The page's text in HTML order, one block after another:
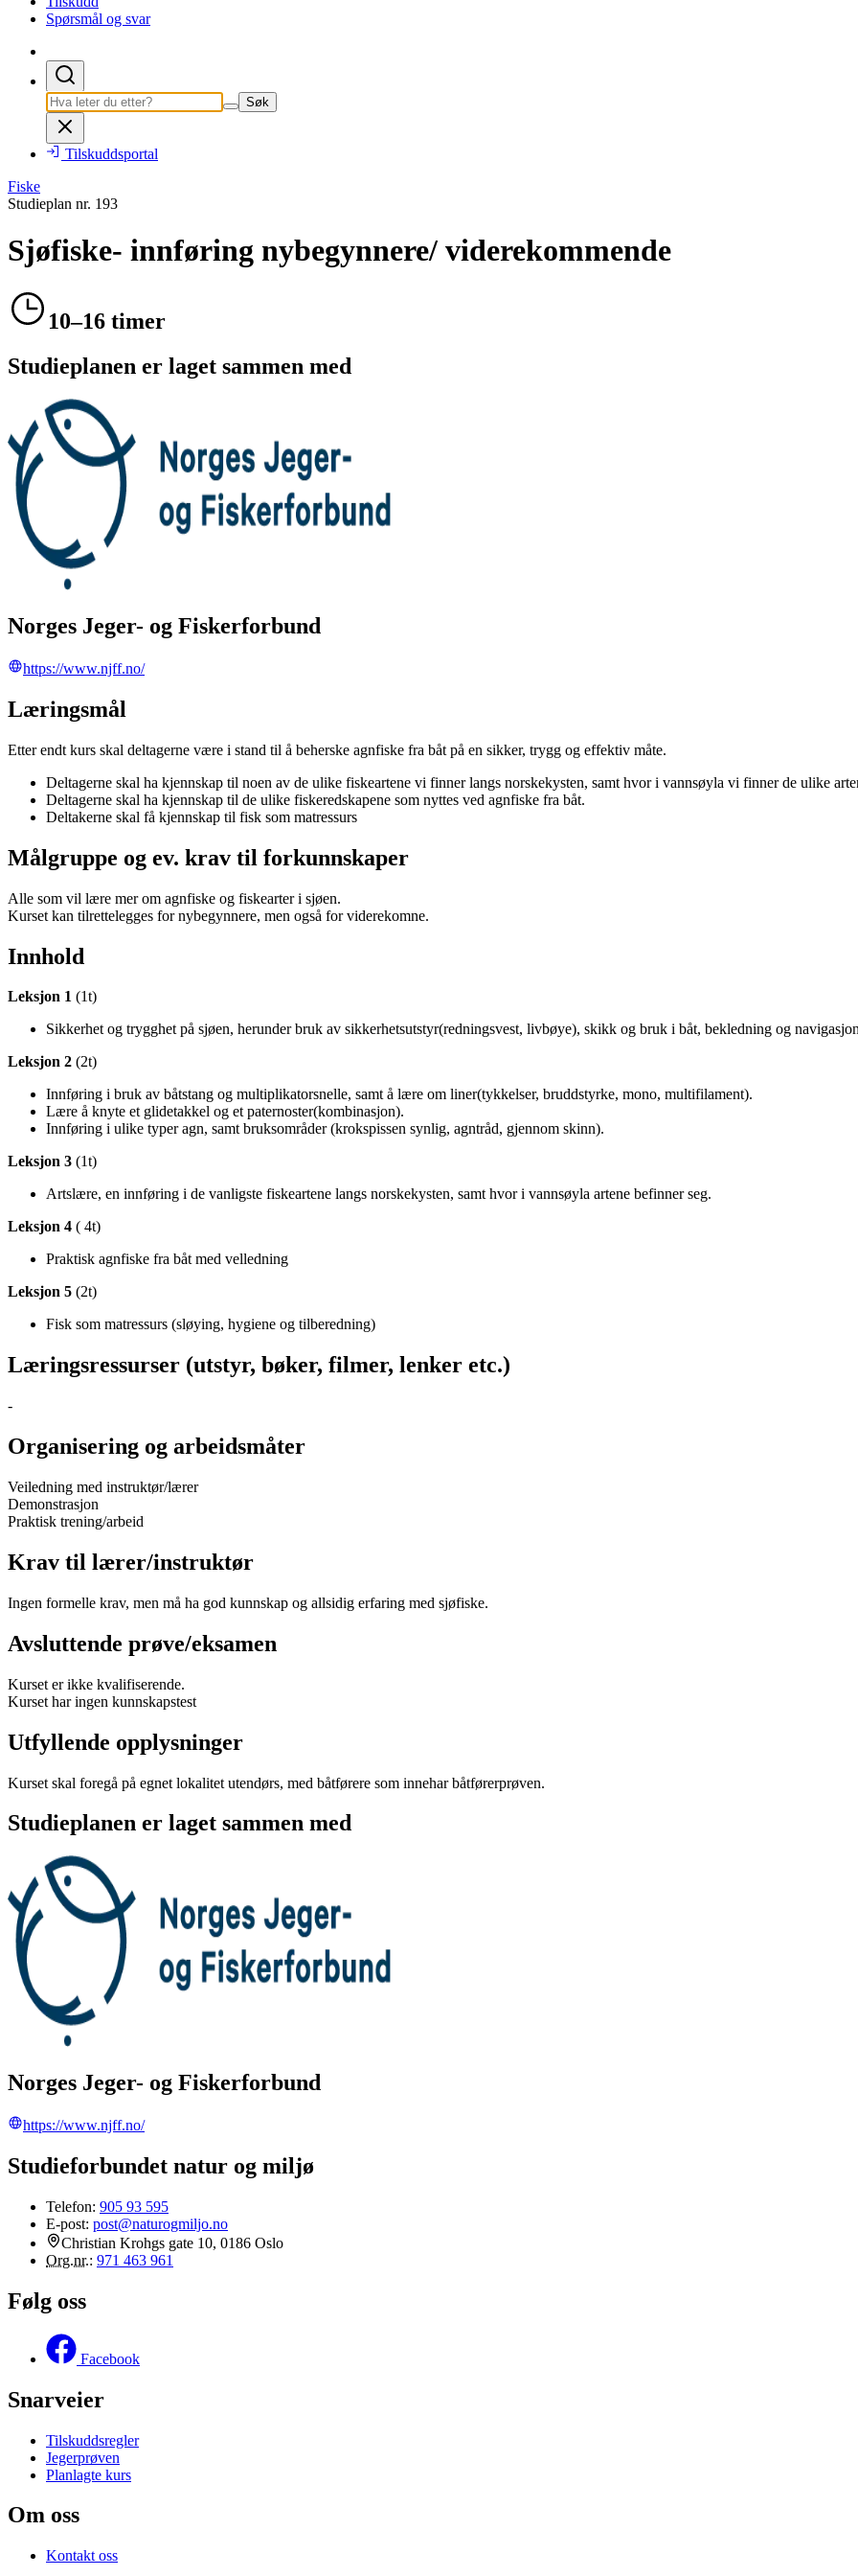
Spørsmål og svar
Søk
Tilskuddsportal
Fiske
Studieplan nr. 193
Sjøfiske- innføring nybegynnere/ viderekommende
10–16 timer
Studieplanen er laget sammen med
Norges Jeger- og Fiskerforbund
https://www.njff.no/
Læringsmål
Etter endt kurs skal deltagerne være i stand til å beherske agnfiske fra båt på en sikker, trygg og effektiv måte.
Deltagerne skal ha kjennskap til noen av de ulike fiskeartene vi finner langs norskekysten, samt hvor i vannsøyla vi finner de ulike
Deltagerne skal ha kjennskap til de ulike fiskeredskapene som nyttes ved agnfiske fra båt.
Deltakerne skal få kjennskap til fisk som matressurs
Målgruppe og ev. krav til forkunnskaper
Alle som vil lære mer om agnfiske og fiskearter i sjøen.
Kurset kan tilrettelegges for nybegynnere, men også for viderekomne.
Innhold
Leksjon 1 (1t)
Sikkerhet og trygghet på sjøen, herunder bruk av sikkerhetsutstyr(redningsvest, livbøye), skikk og bruk i båt, bekledning og
Leksjon 2 (2t)
Innføring i bruk av båtstang og multiplikatorsnelle, samt å lære om liner(tykkelser, bruddstyrke, mono, multifilament).
Lære å knyte et glidetakkel og et paternoster(kombinasjon).
Innføring i ulike typer agn, samt bruksområder (krokspissen synlig, agntråd, gjennom skinn).
Leksjon 3 (1t)
Artslære, en innføring i de vanligste fiskeartene langs norskekysten, samt hvor i vannsøyla artene befinner seg.
Leksjon 4 ( 4t)
Praktisk agnfiske fra båt med velledning
Leksjon 5 (2t)
Fisk som matressurs (sløying, hygiene og tilberedning)
Læringsressurser (utstyr, bøker, filmer, lenker etc.)
-
Organisering og arbeidsmåter
Veiledning med instruktør/lærer
Demonstrasjon
Praktisk trening/arbeid
Krav til lærer/instruktør
Ingen formelle krav, men må ha god kunnskap og allsidig erfaring med sjøfiske.
Avsluttende prøve/eksamen
Kurset er ikke kvalifiserende.
Kurset har ingen kunnskapstest
Utfyllende opplysninger
Kurset skal foregå på egnet lokalitet utendørs, med båtførere som innehar båtførerprøven.
Studieplanen er laget sammen med
Norges Jeger- og Fiskerforbund
https://www.njff.no/
Studieforbundet natur og miljø
Telefon: 905 93 595
E-post: post@naturogmiljo.no
Christian Krohgs gate 10, 0186 Oslo
Org.nr.: 971 463 961
Følg oss
Facebook
Snarveier
Tilskuddsregler
Jegerprøven
Planlagte kurs
Om oss
Kontakt oss